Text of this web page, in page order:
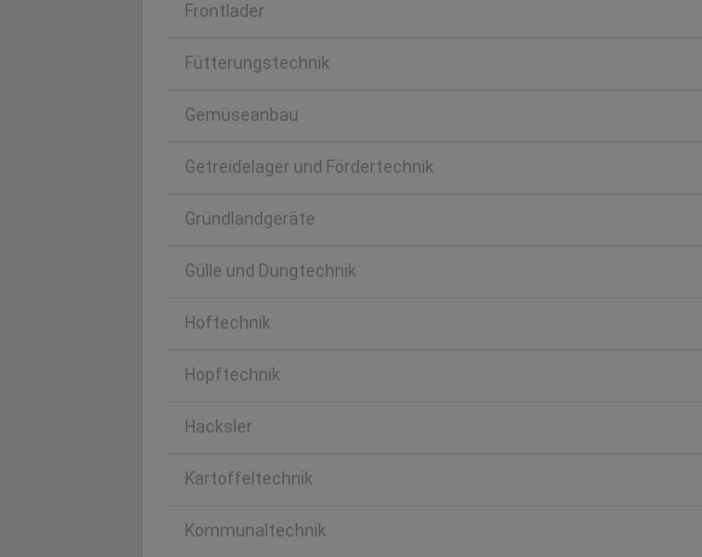
Frontlader
Fütterungstechnik
Gemüseanbau
Getreidelager und Fördertechnik
Gründlandgeräte
Gülle und Dungtechnik
Hoftechnik
Hopftechnik
Häcksler
Kartoffeltechnik
Kommunaltechnik